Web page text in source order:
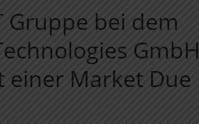
Gruppe bei dem
GmbH
einer Market Due